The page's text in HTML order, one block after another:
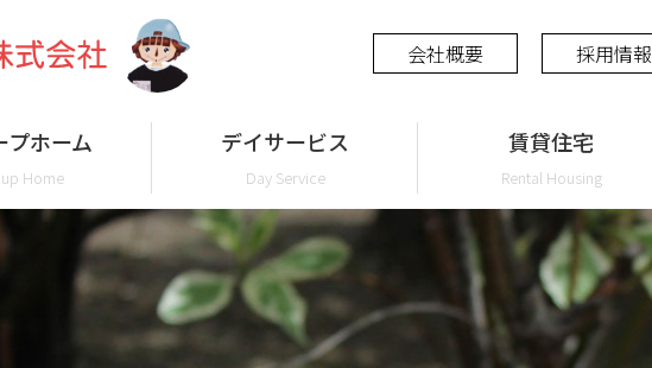
会社概要 採用情報
プホーム
Home
デイサービス
Day Service
賃貸住宅
Rental Housing